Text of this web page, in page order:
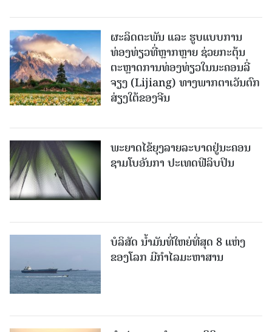
ຜະລິດຕະພັນ ແລະ ຮູບແບບການ
ທ່ອງທ່ຽວທີ່ຫຼາກຫຼາຍ ຊ່ວຍກະຕຸ້ນ
ຕະຫຼາດການທ່ອງທ່ຽວໃນນະຄອນລີ່
ຈຽງ (Lijiang) ທາງພາກຕາເວັນຕົກ
ສ່ຽງໃຕ້ຂອງຈີນ
ພະຍາດໄຂ້ຍຸງລາຍລະບາດຢູ່ນະຄອນ
ຊາມໂບ​ອັນກາ ປະເທດຟີລິບປິນ
ບໍລິສັດ ນ້ຳມັນທີ່ໃຫຍ່ທີ່ສຸດ 8 ແຫ່ງ
ຂອງໂລກ ມີກຳໄລມະຫາສານ